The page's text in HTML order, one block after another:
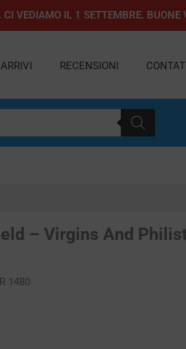
VEDIAMO IL 1 SETTEMBRE. BUONE
RECENSIONI
– Virgins And
1480